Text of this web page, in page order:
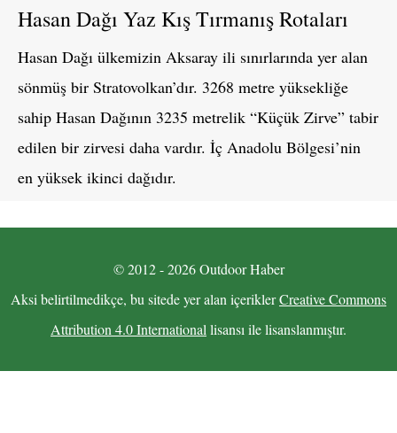
Hasan Dağı Yaz Kış Tırmanış Rotaları
Hasan Dağı ülkemizin Aksaray ili sınırlarında yer alan
sönmüş bir Stratovolkan’dır. 3268 metre yüksekliğe
sahip Hasan Dağının 3235 metrelik “Küçük Zirve” tabir
edilen bir zirvesi daha vardır. İç Anadolu Bölgesi’nin
en yüksek ikinci dağıdır.
© 2012 - 2026 Outdoor Haber
Aksi belirtilmedikçe, bu sitede yer alan içeriklerCreative Commons
Attribution 4.0 International lisansı ile lisanslanmıştır.